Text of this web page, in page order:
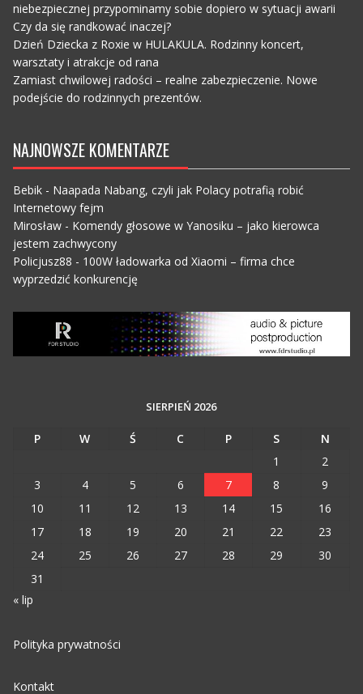
niebezpiecznej przypominamy sobie dopiero w sytuacji awarii
Czy da się randkować inaczej?
Dzień Dziecka z Roxie w HULAKULA. Rodzinny koncert,
warsztaty i atrakcje od rana
Zamiast chwilowej radości – realne zabezpieczenie. Nowe
podejście do rodzinnych prezentów.
NAJNOWSZE KOMENTARZE
Bebik- Naapada Nabang, czyli jak Polacy potrafią robić
Internetowy fejm
Mirosław- Komendy głosowe w Yanosiku – jako kierowca
jestem zachwycony
Policjusz88 - 100W ładowarka od Xiaomi – firma chce
wyprzedzić konkurencję
SIERPIEŃ 2026
P W Ś C P S
N
1
2
3
4 5 6 7 8
9
10
11 12 13 14 15
16
17
18 19 20 21 22
23
24
25 26 27 28 29
30
31
« lip
Polityka prywatności
Kontakt